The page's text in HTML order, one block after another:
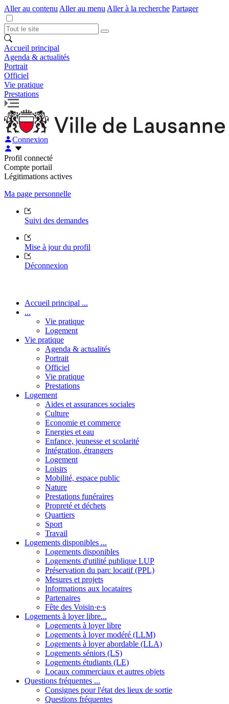
Aller au contenu Aller au menu Aller à la recherche Partager
Accueil principal
Agenda & actualités
Portrait
Officiel
Vie pratique
Prestations
Connexion
Profil connecté
Compte portail
Légitimations actives
Ma page personnelle
Suivi des demandes
Mise à jour du profil
Déconnexion
Accueil principal ...
...
Vie pratique
Logement
Vie pratique
Agenda & actualités
Portrait
Officiel
Vie pratique
Prestations
Logement
Aides et assurances sociales
Culture
Economie et commerce
Energies et eau
Enfance, jeunesse et scolarité
Intégration, étrangers
Logement
Loisirs
Mobilité, espace public
Nature
Prestations funéraires
Propreté et déchets
Quartiers
Sport
Travail
Logements disponibles ...
Logements disponibles
Logements d'utilité publique LUP
Préservation du parc locatif (PPL)
Mesures et projets
Informations aux locataires
Partenaires
Fête des Voisin·e·s
Logements à loyer libre...
Logements à loyer libre
Logements à loyer modéré (LLM)
Logements à loyer abordable (LLA)
Logements séniors (LS)
Logements étudiants (LE)
Locaux commerciaux et autres objets
Questions fréquentes ...
Consignes pour l'état des lieux de sortie
Questions fréquentes